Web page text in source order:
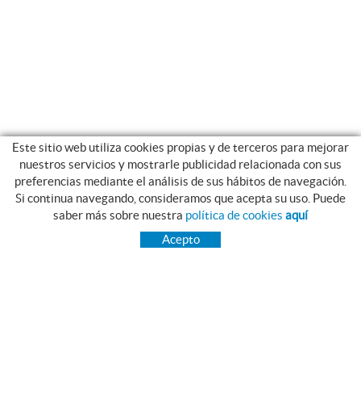
CATEGORIAS
Este sitio web utiliza cookies propias y de terceros para mejorar
nuestros servicios y mostrarle publicidad relacionada con sus
preferencias mediante el análisis de sus hábitos de navegación.
Si continua navegando, consideramos que acepta su uso. Puede
saber más sobre nuestra política de cookies aquí
Acepto